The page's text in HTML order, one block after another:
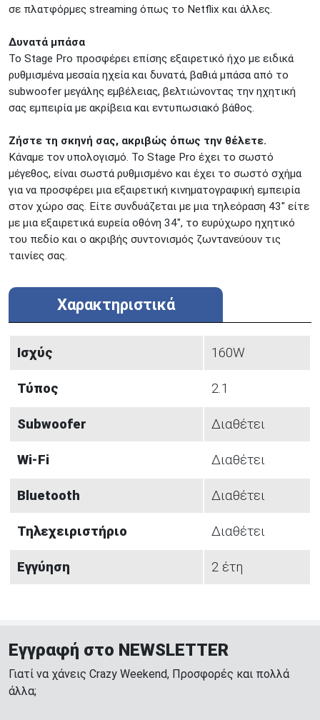
σε πλατφόρμες streaming όπως το Netflix και άλλες.
Δυνατά μπάσα
Το Stage Pro προσφέρει επίσης εξαιρετικό ήχο με ειδικά
ρυθμισμένα μεσαία ηχεία και δυνατά, βαθιά μπάσα από το
subwoofer μεγάλης εμβέλειας, βελτιώνοντας την ηχητική
σας εμπειρία με ακρίβεια και εντυπωσιακό βάθος.
Ζήστε τη σκηνή σας, ακριβώς όπως την θέλετε.
Κάναμε τον υπολογισμό. Το Stage Pro έχει το σωστό
μέγεθος, είναι σωστά ρυθμισμένο και έχει το σωστό σχήμα
για να προσφέρει μια εξαιρετική κινηματογραφική εμπειρία
στον χώρο σας. Είτε συνδυάζεται με μια τηλεόραση 43" είτε
με μια εξαιρετικά ευρεία οθόνη 34", το ευρύχωρο ηχητικό
του πεδίο και ο ακριβής συντονισμός ζωντανεύουν τις
ταινίες σας.
Χαρακτηριστικά
Ισχύς 160W
Τύπος 2.1
Subwoofer Διαθέτει
Wi-Fi Διαθέτει
Bluetooth Διαθέτει
Τηλεχειριστήριο Διαθέτει
Εγγύηση 2 έτη
Εγγραφή στο NEWSLETTER
Γιατί να χάνεις Crazy Weekend, Προσφορές και πολλά
άλλα;